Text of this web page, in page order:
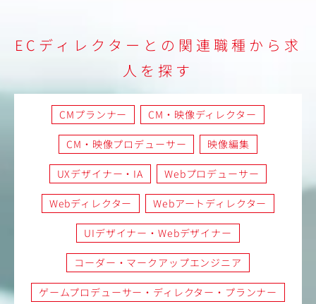
ECディレクターとの関連職種から求
人を探す
CMプランナー CM・映像ディレクター
CM・映像プロデューサー 映像編集
UXデザイナー・IA Webプロデューサー
Webディレクター Webアートディレクター
UIデザイナー・Webデザイナー
コーダー・マークアップエンジニア
ゲームプロデューサー・ディレクター・プランナー